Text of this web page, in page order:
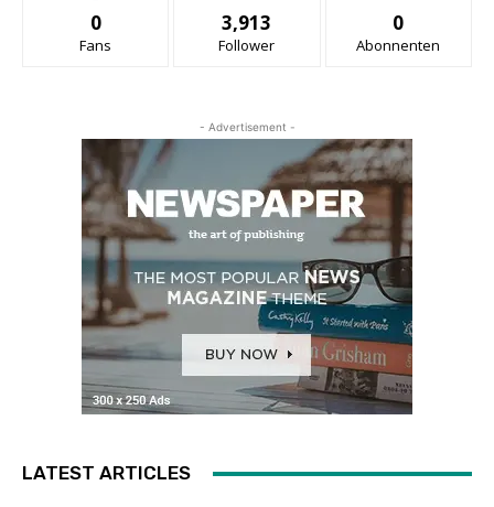
0
Fans
3,913
Follower
0
Abonnenten
- Advertisement -
LATEST ARTICLES